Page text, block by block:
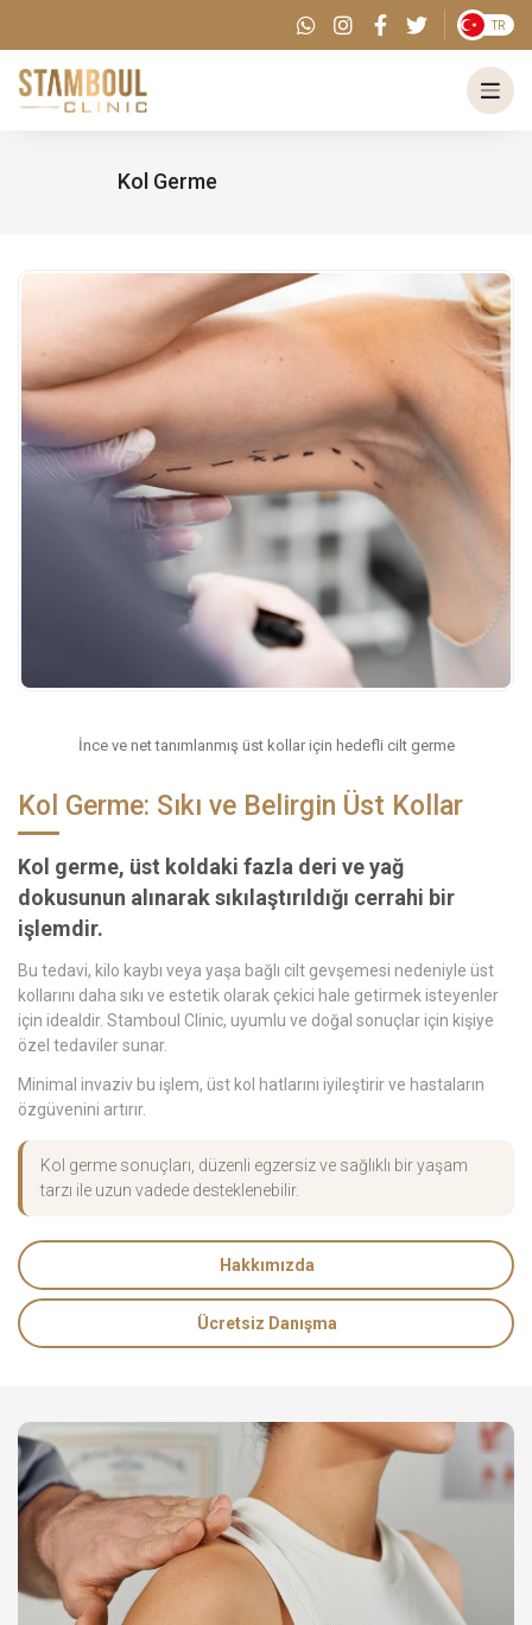
TR
Kol Germe
İnce ve net tanımlanmış üst kollar için hedefli cilt germe
Kol Germe: Sıkı ve Belirgin Üst Kollar
Kol germe, üst koldaki fazla deri ve yağ
dokusunun alınarak sıkılaştırıldığı cerrahi bir
işlemdir.
Bu tedavi, kilo kaybı veya yaşa bağlı cilt gevşemesi nedeniyle üst
kollarını daha sıkı ve estetik olarak çekici hale getirmek isteyenler
için idealdir. Stamboul Clinic, uyumlu ve doğal sonuçlar için kişiye
özel tedaviler sunar.
Minimal invaziv bu işlem, üst kol hatlarını iyileştirir ve hastaların
özgüvenini artırır.
Kol germe sonuçları, düzenli egzersiz ve sağlıklı bir yaşam
tarzı ile uzun vadede desteklenebilir.
Hakkımızda
Ücretsiz Danışma